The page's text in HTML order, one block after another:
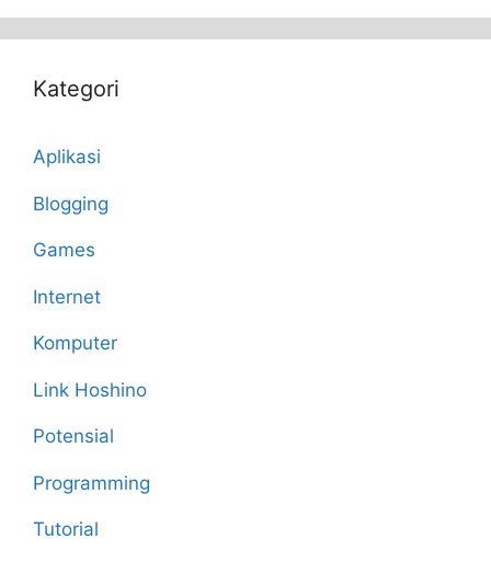
Kategori
Aplikasi
Blogging
Games
Internet
Komputer
Link Hoshino
Potensial
Programming
Tutorial